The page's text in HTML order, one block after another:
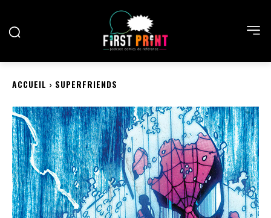
ACCUEIL SUPERFRIENDS